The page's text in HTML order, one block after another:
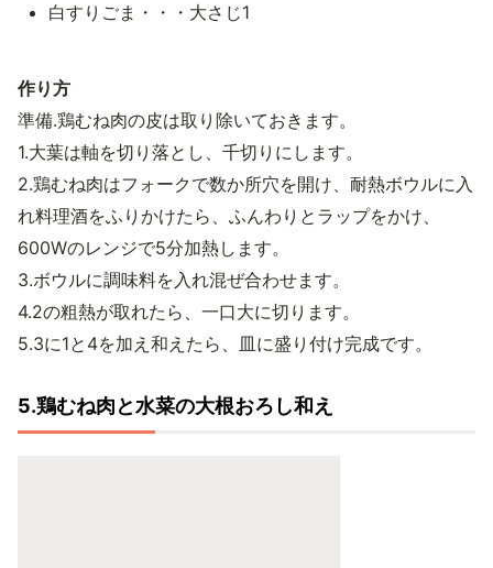
白すりごま・・・大さじ1
作り方
準備.鶏むね肉の皮は取り除いておきます。
1.大葉は軸を切り落とし、千切りにします。
2.鶏むね肉はフォークで数か所穴を開け、耐熱ボウルに入
れ料理酒をふりかけたら、ふんわりとラップをかけ、
600Wのレンジで5分加熱します。
3.ボウルに調味料を入れ混ぜ合わせます。
4.2の粗熱が取れたら、一口大に切ります。
5.3に1と4を加え和えたら、皿に盛り付け完成です。
5.鶏むね肉と水菜の大根おろし和え